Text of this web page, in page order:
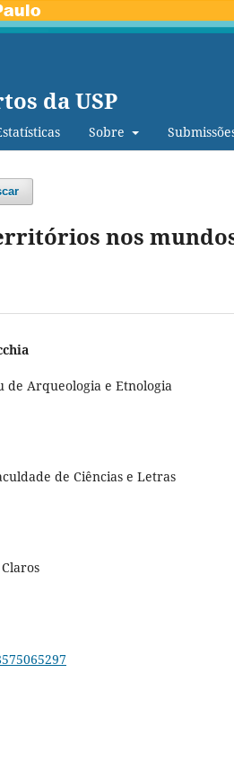
da USP
Sobre
nos
de Arqueologia e Etnologia
de Ciências e Letras